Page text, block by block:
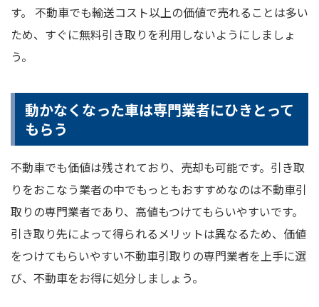
す。 不動車でも輸送コスト以上の価値で売れることは多い
ため、すぐに無料引き取りを利用しないようにしましょ
う。
動かなくなった車は専門業者にひきとって
もらう
不動車でも価値は残されており、売却も可能です。引き取
りをおこなう業者の中でもっともおすすめなのは不動車引
取りの専門業者であり、高値もつけてもらいやすいです。
引き取り先によって得られるメリットは異なるため、価値
をつけてもらいやすい不動車引取りの専門業者を上手に選
び、不動車をお得に処分しましょう。